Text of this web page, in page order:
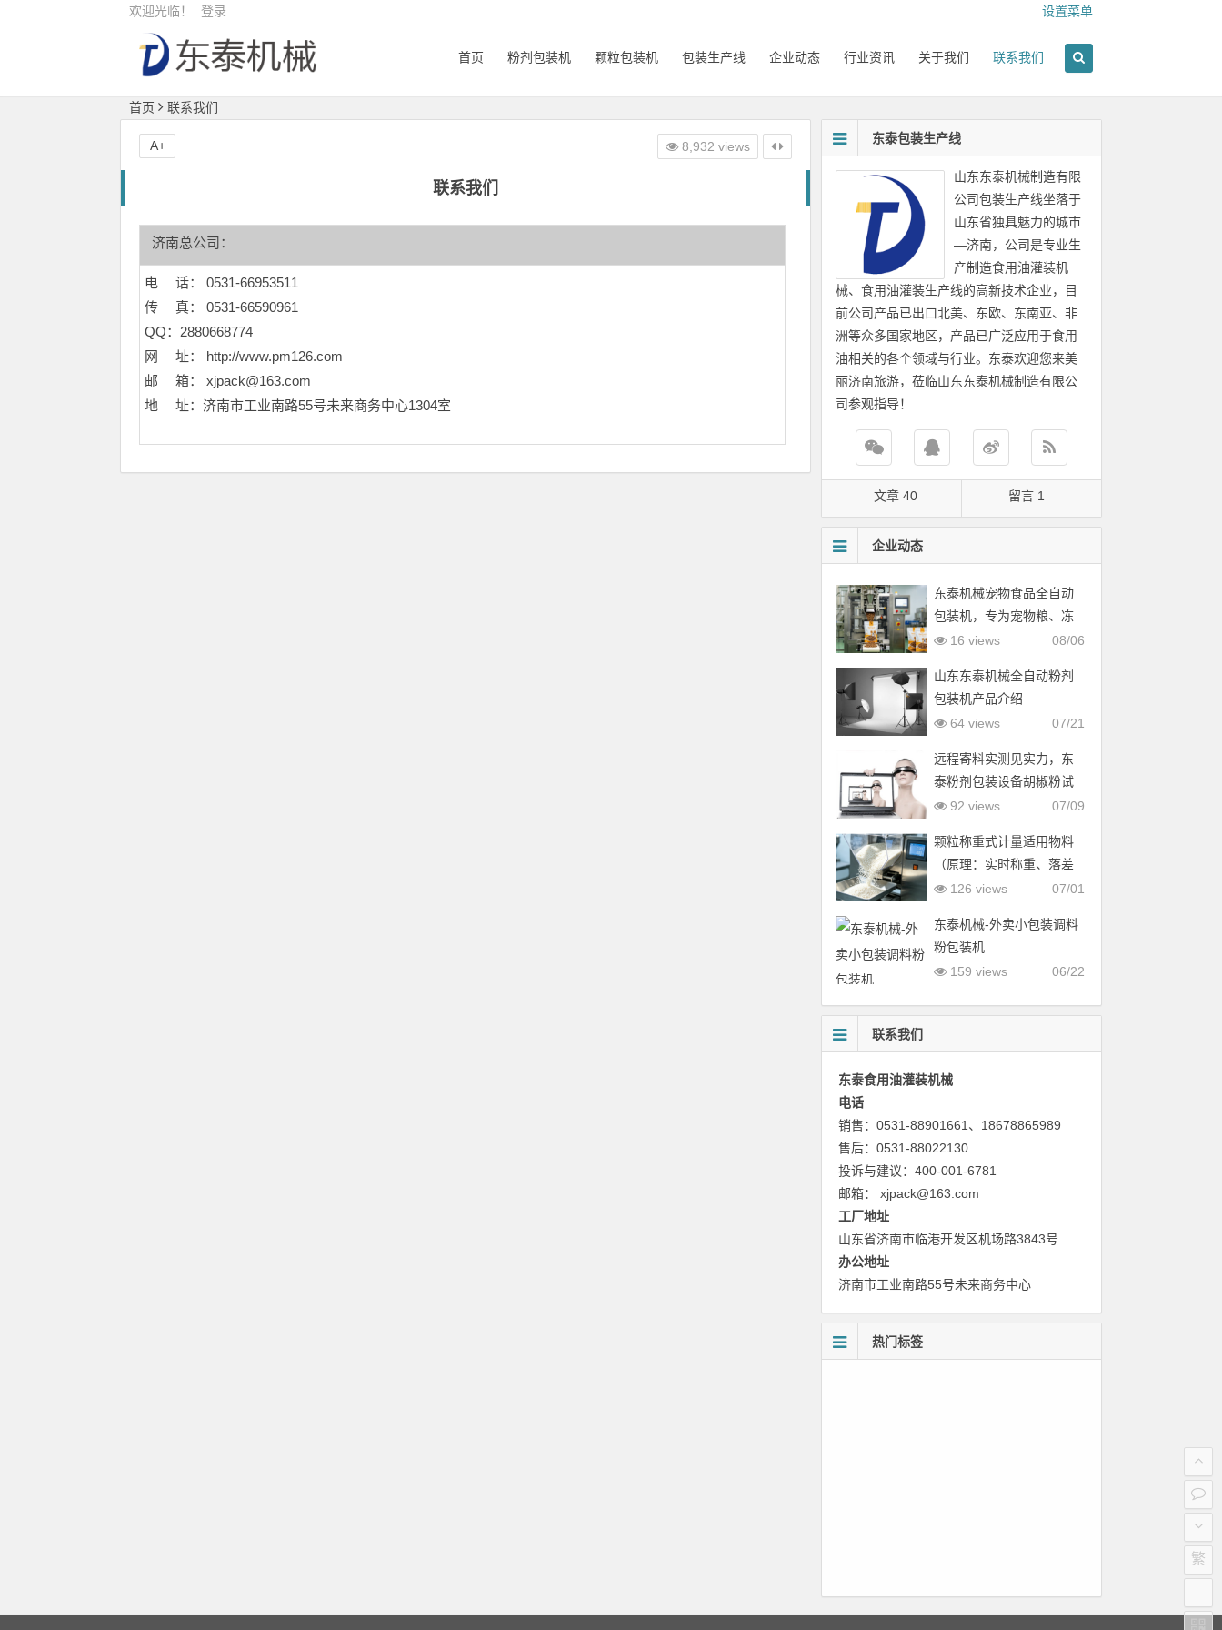
欢迎光临！ 登录 设置菜单
首页 粉剂包装机 颗粒包装机 包装生产线 企业动态 行业资讯 关于我们 联系我们
首页 联系我们
联系我们
济南总公司：
电 话： 0531-66953511
传 真： 0531-66590961
QQ：2880668774
网 址： http://www.pm126.com
邮 箱： xjpack@163.com
地 址： 济南市工业南路55号未来商务中心1304室
8,932 views
A+ 东泰包装生产线
山东东泰机械制造有限
公司包装生产线坐落于
山东省独具魅力的城市
—济南，公司是专业生
产制造食用油灌装机
械、食用油灌装生产线的高新技术企业，目
前公司产品已出口北美、东欧、东南亚、非
洲等众多国家地区，产品已广泛应用于食用
油相关的各个领域与行业。东泰欢迎您来美
丽济南旅游，莅临山东东泰机械制造有限公
司参观指导！
文章 40 留言 1
企业动态
东泰机械宠物食品全自动
包装机，专为宠物粮、冻
干颗粒定制开发
08/06
16 views
山东东泰机械全自动粉剂
包装机产品介绍
07/21
64 views
远程寄料实测见实力，东
泰粉剂包装设备胡椒粉试
机克重精准获客户认可07/09
92 views
颗粒称重式计量适用物料
（原理：实时称重、落差
补偿，重量精度远高于量
07/01
126 views
东泰机械-外卖小包装调料
粉包装机
06/22
159 views
联系我们
东泰食用油灌装机械
电话
销售：0531-88901661、18678865989
售后：0531-88022130
投诉与建议：400-001-6781
邮箱： xjpack@163.com
工厂地址
山东省济南市临港开发区机场路3843号
办公地址
济南市工业南路55号未来商务中心
热门标签
繁